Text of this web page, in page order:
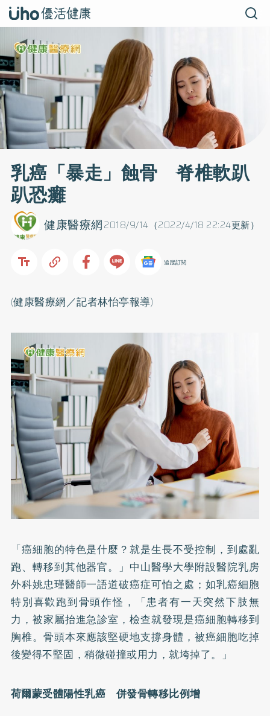
乳癌「暴走」蝕骨 脊椎軟趴
趴恐癱
2018/9/14（2022/4/18 22:24更新）
健康醫療網
追蹤訂閱
(健康醫療網／記者林怡亭報導)
「癌細胞的特色是什麼？就是生長不受控制，到處亂
跑、轉移到其他器官。」中山醫學大學附設醫院乳房
外科姚忠瑾醫師一語道破癌症可怕之處；如乳癌細胞
特別喜歡跑到骨頭作怪，「患者有一天突然下肢無
力，被家屬抬進急診室，檢查就發現是癌細胞轉移到
胸椎。骨頭本來應該堅硬地支撐身體，被癌細胞吃掉
後變得不堅固，稍微碰撞或用力，就垮掉了。」
荷爾蒙受體陽性乳癌 併發骨轉移比例增